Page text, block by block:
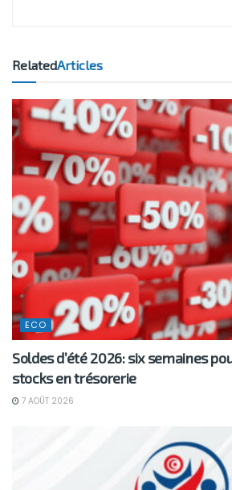
RelatedArticles
ECO
Soldes d’été 2026: six semaines
stocks en trésorerie
7 AOÛT 2026